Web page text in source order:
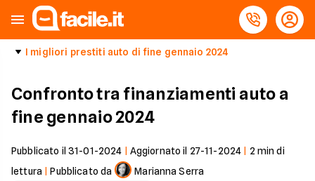
I migliori prestiti auto di fine gennaio 2024
Confronto tra finanziamenti auto a
fine gennaio 2024
Pubblicato il 31-01-2024 Aggiornato il 27-11-2024 2 min di
lettura |Pubblicato da
Marianna Serra